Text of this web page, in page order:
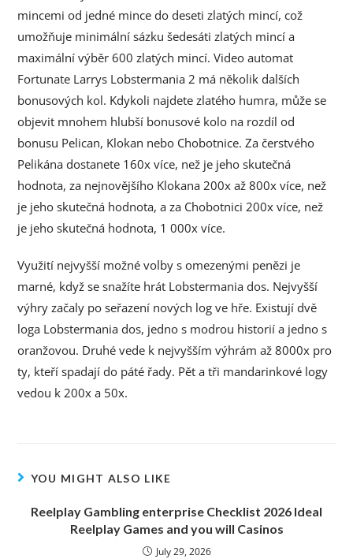
mincemi od jedné mince do deseti zlatých mincí, což
umožňuje minimální sázku šedesáti zlatých mincí a
maximální výběr 600 zlatých mincí. Video automat
Fortunate Larrys Lobstermania 2 má několik dalších
bonusových kol. Kdykoli najdete zlatého humra, může se
objevit mnohem hlubší bonusové kolo na rozdíl od
bonusu Pelican, Klokan nebo Chobotnice. Za čerstvého
Pelikána dostanete 160x více, než je jeho skutečná
hodnota, za nejnovějšího Klokana 200x až 800x více, než
je jeho skutečná hodnota, a za Chobotnici 200x více, než
je jeho skutečná hodnota, 1 000x více.
Využití nejvyšší možné volby s omezenými penězi je
marné, když se snažíte hrát Lobstermania dos. Nejvyšší
výhry začaly po seřazení nových log ve hře. Existují dvě
loga Lobstermania dos, jedno s modrou historií a jedno s
oranžovou. Druhé vede k nejvyšším výhrám až 8000x pro
ty, kteří spadají do páté řady. Pět a tři mandarinkové logy
vedou k 200x a 50x.
YOU MIGHT ALSO LIKE
Reelplay Gambling enterprise Checklist 2026 Ideal
Reelplay Games and you will Casinos
July 29, 2026